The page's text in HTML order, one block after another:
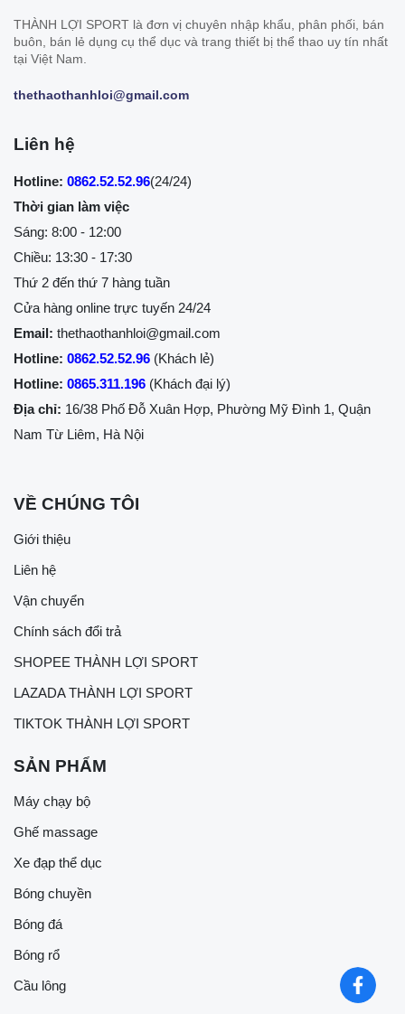
THÀNH LỢI SPORT là đơn vị chuyên nhập khẩu, phân phối, bán
buôn, bán lẻ dụng cụ thể dục và trang thiết bị thể thao uy tín nhất
tại Việt Nam.
thethaothanhloi@gmail.com
Liên hệ
Hotline: 0862.52.52.96(24/24)
Thời gian làm việc
Sáng: 8:00 - 12:00
Chiều: 13:30 - 17:30
Thứ 2 đến thứ 7 hàng tuần
Cửa hàng online trực tuyến 24/24
Email: thethaothanhloi@gmail.com
Hotline: 0862.52.52.96 (Khách lẻ)
Hotline: 0865.311.196 (Khách đại lý)
Địa chỉ: 16/38 Phố Đỗ Xuân Hợp, Phường Mỹ Đình 1, Quận
Nam Từ Liêm, Hà Nội
VỀ CHÚNG TÔI
Giới thiệu
Liên hệ
Vận chuyển
Chính sách đổi trả
SHOPEE THÀNH LỢI SPORT
LAZADA THÀNH LỢI SPORT
TIKTOK THÀNH LỢI SPORT
SẢN PHẨM
Máy chạy bộ
Ghế massage
Xe đạp thể dục
Bóng chuyền
Bóng đá
Bóng rổ
Cầu lông